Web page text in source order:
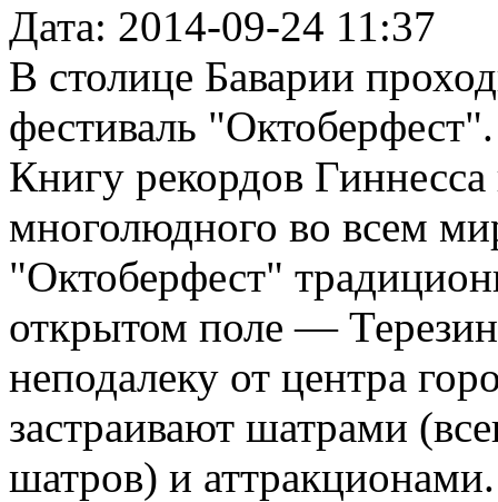
Дата: 2014-09-24 11:37
В столице Баварии
фестиваль
Книгу рекордов Гиннесса
многолюдного во всем
"Октоберфест"
открытом поле —
неподалеку от центра
застраивают шатрами
шатров) и аттракционами.